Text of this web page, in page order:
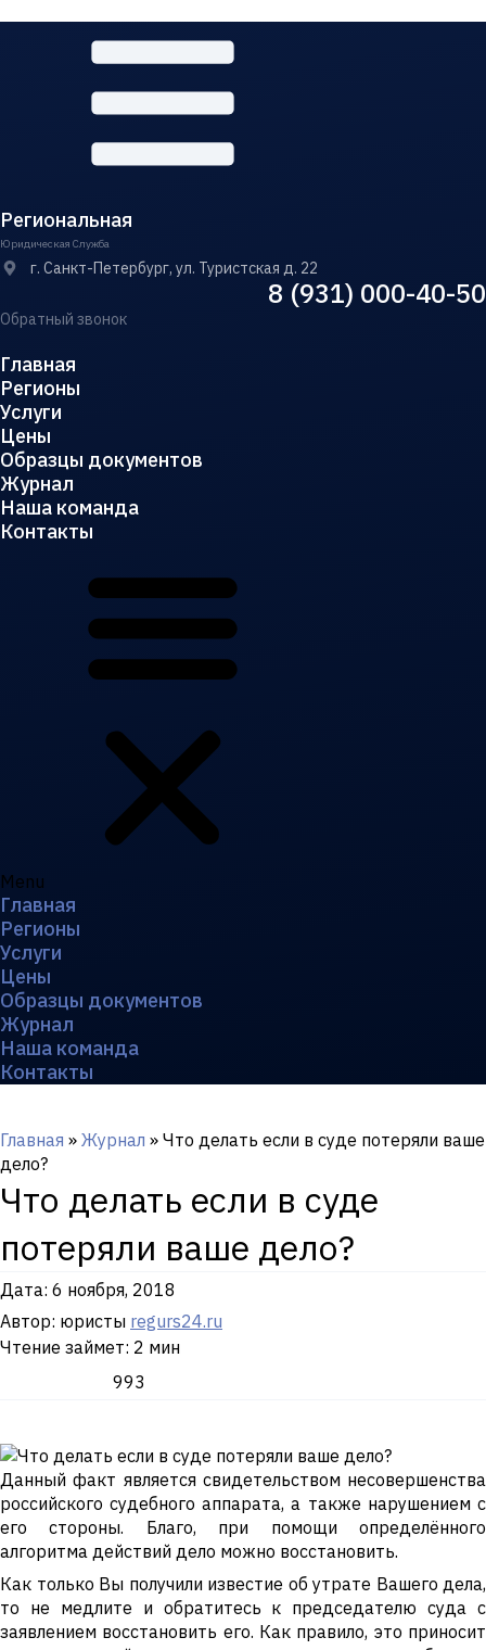
Региональная
Юридическая Служба
г. Санкт-Петербург, ул. Туристская д. 22
8 (931) 000-40-50
Обратный звонок
Главная
Регионы
Услуги
Цены
Образцы документов
Журнал
Наша команда
Контакты
Menu
Главная
Регионы
Услуги
Цены
Образцы документов
Журнал
Наша команда
Контакты
Главная » Журнал » Что делать если в суде потеряли ваше
дело?
Что делать если в суде
потеряли ваше дело?
Дата: 6 ноября, 2018
Автор: юристы regurs24.ru
Чтение займет: 2 мин
993
Данный факт является свидетельством несовершенства
российского судебного аппарата, а также нарушением с
его стороны. Благо, при помощи определённого
алгоритма действий дело можно восстановить.
Как только Вы получили известие об утрате Вашего дела,
то не медлите и обратитесь к председателю суда с
заявлением восстановить его. Как правило, это приносит